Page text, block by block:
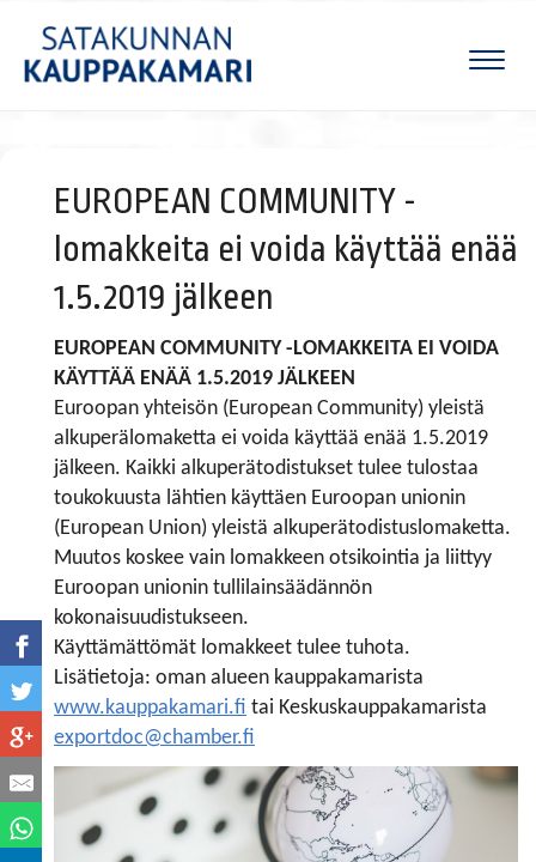
EUROPEAN COMMUNITY -
lomakkeita ei voida käyttää enää
1.5.2019 jälkeen
EUROPEAN COMMUNITY -LOMAKKEITA EI VOIDA
KÄYTTÄÄ ENÄÄ 1.5.2019 JÄLKEEN
Euroopan yhteisön (European Community) yleistä
alkuperälomaketta ei voida käyttää enää 1.5.2019
jälkeen. Kaikki alkuperätodistukset tulee tulostaa
toukokuusta lähtien käyttäen Euroopan unionin
(European Union) yleistä alkuperätodistuslomaketta.
Muutos koskee vain lomakkeen otsikointia ja liittyy
Euroopan unionin tullilainsäädännön
kokonaisuudistukseen.
Käyttämättömät lomakkeet tulee tuhota.
Lisätietoja: oman alueen kauppakamarista
www.kauppakamari.fi tai Keskuskauppakamarista
exportdoc@chamber.fi